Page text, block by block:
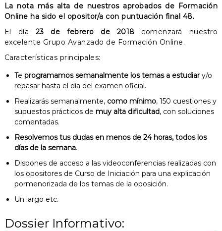
La nota más alta de nuestros aprobados de Formación
Online ha sido el opositor/a con puntuación final 48.
El día 23 de febrero de 2018 comenzará nuestro
excelente Grupo Avanzado de Formación Online.
Características principales:
Te programamos semanalmente los temas a estudiary/o
repasar hasta el día del examen oficial.
Realizarás semanalmente, como mínimo, 150 cuestiones y
supuestos prácticos de muy alta dificultad, con soluciones
comentadas.
Resolvemos tus dudas en menos de 24 horas, todos los
días de la semana.
Dispones de acceso a las videoconferencias realizadas con
los opositores de Curso de Iniciación para una explicación
pormenorizada de los temas de la oposición.
Un largo etc.
Dossier Informativo: